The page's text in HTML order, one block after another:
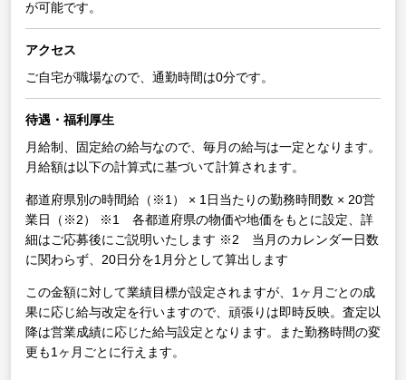
が可能です。
アクセス
ご自宅が職場なので、通勤時間は0分です。
待遇・福利厚生
月給制、固定給の給与なので、毎月の給与は一定となります。
月給額は以下の計算式に基づいて計算されます。
都道府県別の時間給（※1） × 1日当たりの勤務時間数 × 20営
業日（※2）
※1 各都道府県の物価や地価をもとに設定、詳
細はご応募後にご説明いたします ※2 当月のカレンダー日数
に関わらず、20日分を1月分として算出します
この金額に対して業績目標が設定されますが、1ヶ月ごとの成
果に応じ給与改定を行いますので、頑張りは即時反映。査定以
降は営業成績に応じた給与設定となります。また勤務時間の変
更も1ヶ月ごとに行えます。